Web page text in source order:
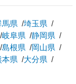
馬県
埼玉県
岐阜県
静岡県
島根県
岡山県
本県
大分県